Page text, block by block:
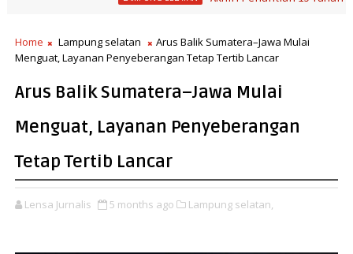
Home Lampung selatan
Arus Balik Sumatera–Jawa Mulai
Menguat, Layanan Penyeberangan Tetap Tertib Lancar
Arus Balik Sumatera–Jawa Mulai
Menguat, Layanan Penyeberangan
Tetap Tertib Lancar
Lensa Jurnalis 5 months ago Lampung selatan,